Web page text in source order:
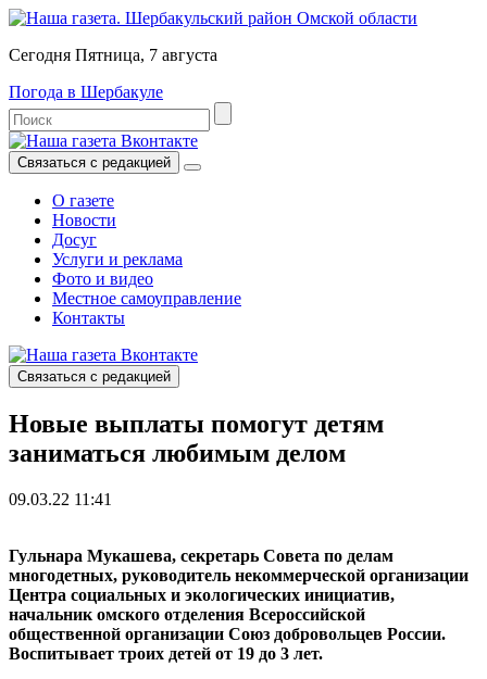
Сегодня Пятница, 7 августа
Погода в Шербакуле
Связаться с редакцией
О газете
Новости
Досуг
Услуги и реклама
Фото и видео
Местное самоуправление
Контакты
Связаться с редакцией
Новые выплаты помогут детям
заниматься любимым делом
09.03.22 11:41
Гульнара Мукашева, секретарь Совета по делам
многодетных, руководитель некоммерческой организации
Центра социальных и экологических инициатив,
начальник омского отделения Всероссийской
общественной организации Союз добровольцев России.
Воспитывает троих детей от 19 до 3 лет.